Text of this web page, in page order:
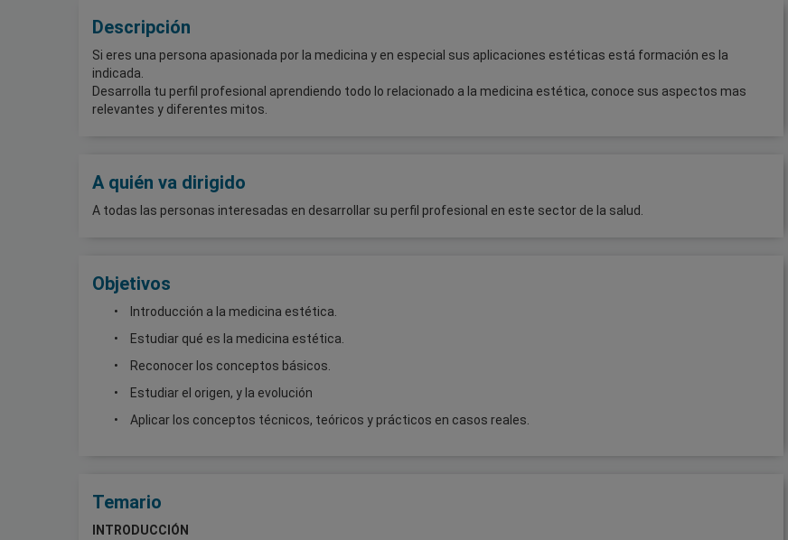
Descripción
Si eres una persona apasionada por la medicina y en especial sus aplicaciones estéticas está formación es la
indicada.
Desarrolla tu perfil profesional aprendiendo todo lo relacionado a la medicina estética, conoce sus aspectos mas
relevantes y diferentes mitos.
A quién va dirigido
A todas las personas interesadas en desarrollar su perfil profesional en este sector de la salud.
Objetivos
Introducción a la medicina estética.
Estudiar qué es la medicina estética.
Reconocer los conceptos básicos.
Estudiar el origen, y la evolución
Aplicar los conceptos técnicos, teóricos y prácticos en casos reales.
Temario
INTRODUCCIÓN